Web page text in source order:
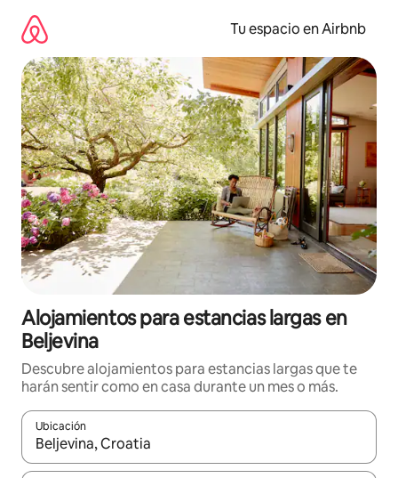
contenido
Tu espacio en Airbnb
Alojamientos para estancias largas en
Beljevina
Descubre alojamientos para estancias largas que te
harán sentir como en casa durante un mes o más.
Ubicación
Cuando los resultados estén disponibles, podrás navegar